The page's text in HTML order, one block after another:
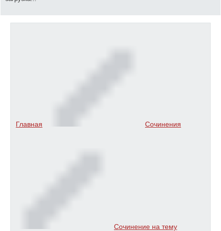
Главная Сочинения
Сочинение на тему